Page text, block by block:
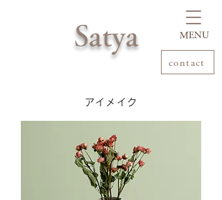
contact
Satya ​MENU
アイメイク